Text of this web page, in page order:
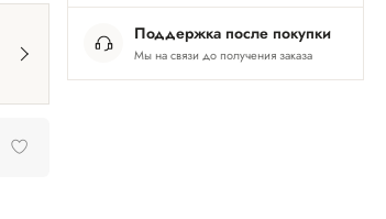
Поддержка после покупки
Мы на связи до получения заказа